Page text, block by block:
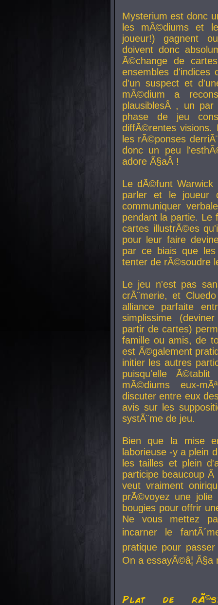
Mysterium est donc
les mÃ©diums et
joueur!) gagnent
doivent donc
Ã©change de
ensembles d'indices
d'un suspect et
mÃ©dium a
plausiblesÂ , un par
phase de jeu
diffÃ©rentes visions.
les rÃ©ponses
donc un peu
adore Ã§aÂ !
Le dÃ©funt Warwick
parler et le joueur
communiquer
pendant la partie. Le
cartes illustrÃ©es
pour leur faire
par ce biais que
tenter de rÃ©soudre
Le jeu n'est pas
crÃ¨merie, et
alliance parfaite
simplissime
partir de cartes)
famille ou amis, de
est Ã©galement
initier les autres
puisqu'elle
mÃ©diums eux-
discuter entre eux
avis sur les
systÃ¨me de jeu.
Bien que la mise
laborieuse -y a plein
les tailles et plein
participe beaucoup
veut vraiment
prÃ©voyez une
bougies pour offrir
Ne vous mettez
incarner le
pratique pour
On a essayÃ©â¦
Plat de